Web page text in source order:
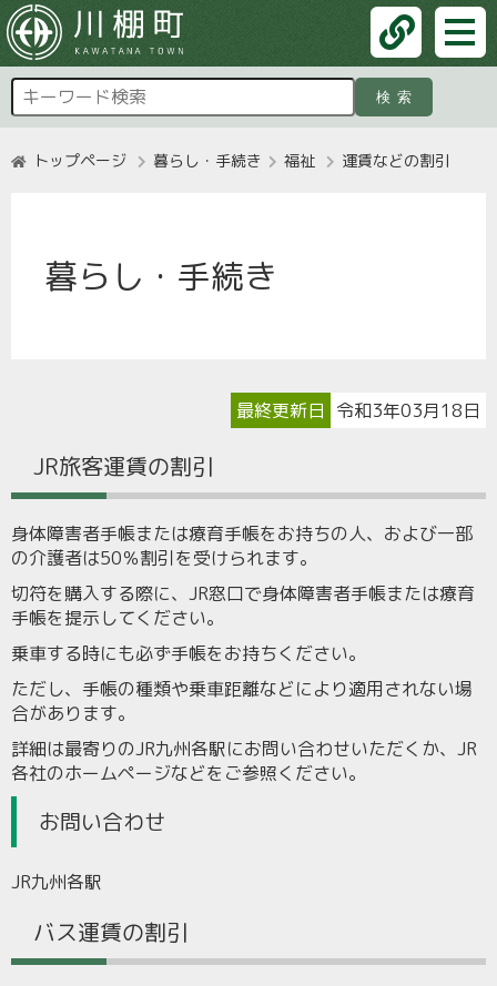
検索
トップページ 暮らし・手続き 福祉 運賃などの割引
暮らし・手続き
最終更新日 令和3年03月18日
JR旅客運賃の割引
身体障害者手帳または療育手帳をお持ちの人、および一部
の介護者は50％割引を受けられます。
切符を購入する際に、JR窓口で身体障害者手帳または療育
手帳を提示してください。
乗車する時にも必ず手帳をお持ちください。
ただし、手帳の種類や乗車距離などにより適用されない場
合があります。
詳細は最寄りのJR九州各駅にお問い合わせいただくか、JR
各社のホームページなどをご参照ください。
お問い合わせ
JR九州各駅
バス運賃の割引